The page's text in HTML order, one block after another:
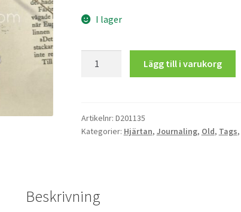
I lager
Lägg till i varukorg
Artikelnr: D201135
Kategorier: Hjärtan, Journaling, Old, Tags,
Beskrivning